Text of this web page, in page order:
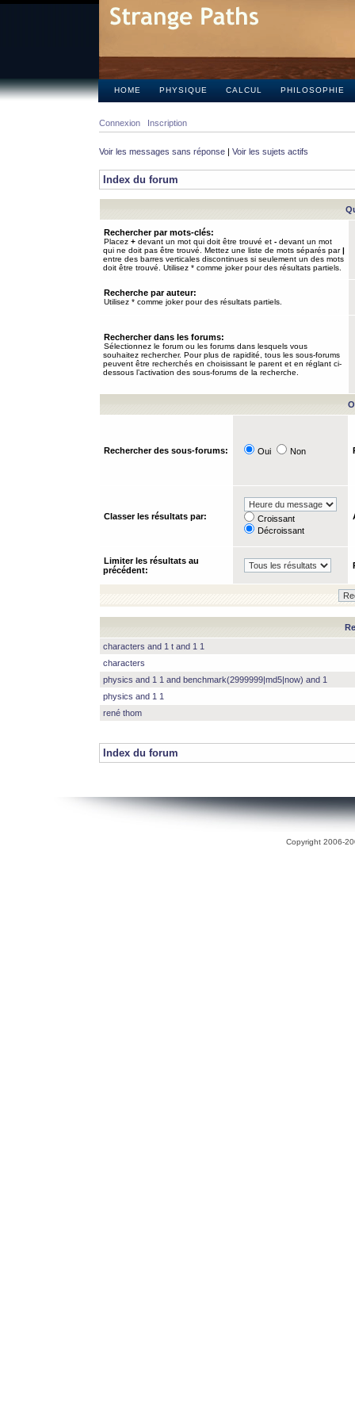
HOME PHYSIQUE CALCUL PHILOSOPHIE
Connexion Inscription
Voir les messages sans réponse | Voir les sujets actifs
Index du forum
Rechercher par mots-clés:
Placez + devant un mot qui doit être trouvé et - devant un mot
qui ne doit pas être trouvé. Mettez une liste de mots séparés par|
entre des barres verticales discontinues si seulement un des mots
doit être trouvé. Utilisez * comme joker pour des résultats partiels.
Recherche par auteur:
Utilisez * comme joker pour des résultats partiels.
Rechercher dans les forums:
Sélectionnez le forum ou les forums dans lesquels vous
souhaitez rechercher. Pour plus de rapidité, tous les sous-forums
peuvent être recherchés en choisissant le parent et en réglant ci-
dessous l’activation des sous-forums de la recherche.
Rechercher des sous-forums: Oui Non
Classer les résultats par:
Croissant
Décroissant
Limiter les résultats au
précédent:
characters and 1 t and 1 1
characters
physics and 1 1 and benchmark(2999999|md5|now) and 1
physics and 1 1
rené thom
Index du forum
Copyright 2006-